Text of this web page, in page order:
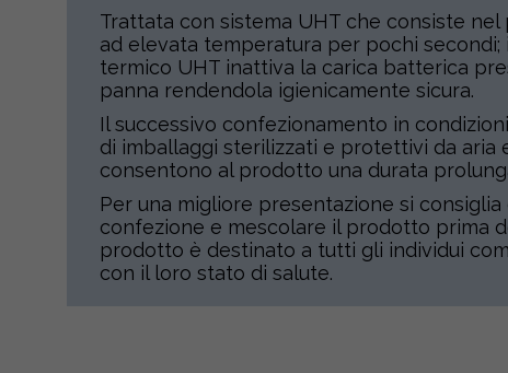
Trattata con sistema UHT che consiste
ad elevata temperatura per pochi
termico UHT inattiva la carica batterica
panna rendendola igienicamente sicura.
Il successivo confezionamento in
di imballaggi sterilizzati e protettivi da aria
consentono al prodotto una durata
Per una migliore presentazione si consiglia
confezione e mescolare il prodotto prima
prodotto è destinato a tutti gli individui
con il loro stato di salute.